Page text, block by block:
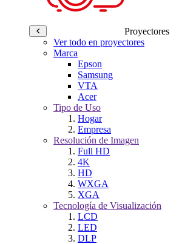
Proyectores
Ver todo en proyectores
Marca
Epson
Samsung
VTA
Acer
Tipo de Uso
Hogar
Empresa
Resolución de Imagen
Full HD
4K
HD
WXGA
XGA
Tecnología de Visualización
LCD
LED
DLP